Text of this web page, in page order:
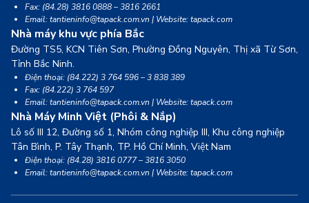
Fax: (84.28) 3816 0888 – 3816 2661
Email: tantieninfo@tapack.com.vn | Website: tapack.com
Nhà máy khu vực phía Bắc
Đường TS5, KCN Tiên Sơn, Phường Đồng Nguyên, Thị xã Từ Sơn,
Tỉnh Bắc Ninh.
Điện thoại: (84.222) 3 764 596 – 3 838 389
Fax: (84.222) 3 764 597
Email: tantieninfo@tapack.com.vn | Website: tapack.com
Nhà Máy Minh Việt (Phôi & Nắp)
Lô số III 12, Đường số 1, Nhóm công nghiệp III, Khu công nghiệp
Tân Bình, P. Tây Thạnh, TP. Hồ Chí Minh, Việt Nam
Điện thoại: (84.28) 3816 0777 – 3816 3050
Email: tantieninfo@tapack.com.vn | Website: tapack.com